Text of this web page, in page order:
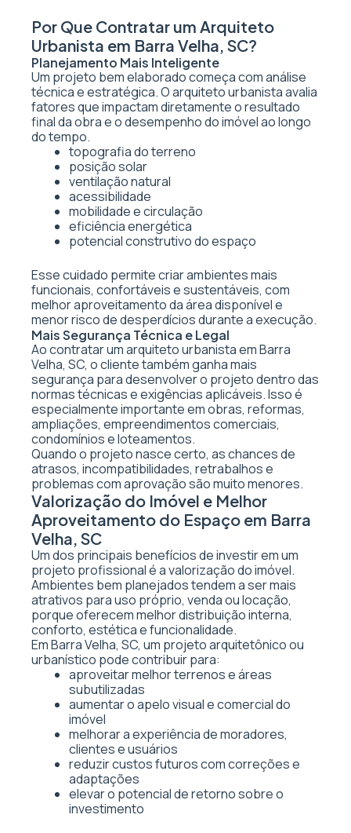
Por Que Contratar um Arquiteto
Urbanista em Barra Velha, SC?
Planejamento Mais Inteligente
Um projeto bem elaborado começa com análise
técnica e estratégica. O arquiteto urbanista avalia
fatores que impactam diretamente o resultado
final da obra e o desempenho do imóvel ao longo
do tempo.
topografia do terreno
posição solar
ventilação natural
acessibilidade
mobilidade e circulação
eficiência energética
potencial construtivo do espaço
Esse cuidado permite criar ambientes mais
funcionais, confortáveis e sustentáveis, com
melhor aproveitamento da área disponível e
menor risco de desperdícios durante a execução.
Mais Segurança Técnica e Legal
Ao contratar um arquiteto urbanista em Barra
Velha, SC, o cliente também ganha mais
segurança para desenvolver o projeto dentro das
normas técnicas e exigências aplicáveis. Isso é
especialmente importante em obras, reformas,
ampliações, empreendimentos comerciais,
condomínios e loteamentos.
Quando o projeto nasce certo, as chances de
atrasos, incompatibilidades, retrabalhos e
problemas com aprovação são muito menores.
Valorização do Imóvel e Melhor
Aproveitamento do Espaço em Barra
Velha, SC
Um dos principais benefícios de investir em um
projeto profissional é a valorização do imóvel.
Ambientes bem planejados tendem a ser mais
atrativos para uso próprio, venda ou locação,
porque oferecem melhor distribuição interna,
conforto, estética e funcionalidade.
Em Barra Velha, SC, um projeto arquitetônico ou
urbanístico pode contribuir para:
aproveitar melhor terrenos e áreas
subutilizadas
aumentar o apelo visual e comercial do
imóvel
melhorar a experiência de moradores,
clientes e usuários
reduzir custos futuros com correções e
adaptações
elevar o potencial de retorno sobre o
investimento